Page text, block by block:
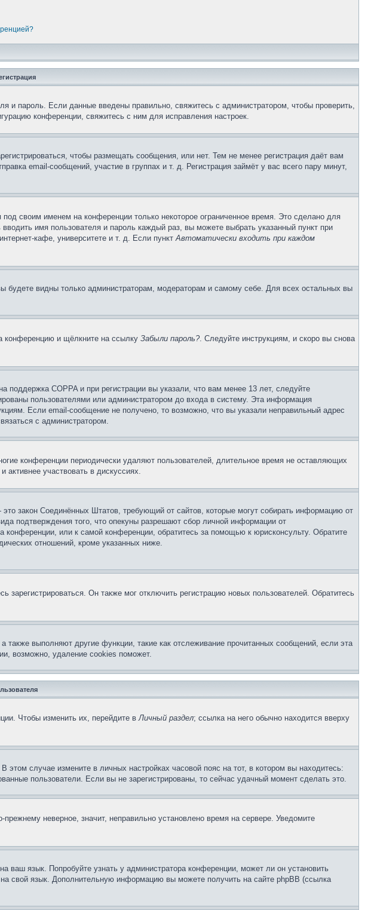
и пароль. Если данные введены правильно, свяжитесь с администратором, чтобы проверить,
конференции, свяжитесь с ним для исправления настроек.
чтобы размещать сообщения, или нет. Тем не менее регистрация даёт вам
email-сообщений, участие в группах и т. д. Регистрация займёт у вас всего пару минут,
под своим именем на конференции только некоторое ограниченное время. Это сделано для
имя пользователя и пароль каждый раз, вы можете выбрать указанный пункт при
кафе, университете и т. д. Если пунктАвтоматически входить при каждом
будете видны только администраторам, модераторам и самому себе. Для всех остальных вы
конференцию и щёлкните на ссылку Забыли пароль?. Следуйте инструкциям, и скоро вы снова
COPPA и при регистрации вы указали, что вам менее 13 лет, следуйте
пользователями или администратором до входа в систему. Эта информация
Если email-сообщение не получено, то возможно, что вы указали неправильный адрес
с администратором.
конференции периодически удаляют пользователей, длительное время не оставляющих
участвовать в дискуссиях.
закон Соединённых Штатов, требующий от сайтов, которые могут собирать информацию от
подтверждения того, что опекуны разрешают сбор личной информации от
или к самой конференции, обратитесь за помощью к юрисконсульту. Обратите
отношений, кроме указанных ниже.
Он также мог отключить регистрацию новых пользователей. Обратитесь
выполняют другие функции, такие как отслеживание прочитанных сообщений, если эта
возможно, удаление cookies поможет.
Чтобы изменить их, перейдите вЛичный раздел; ссылка на него обычно находится вверху
случае измените в личных настройках часовой пояс на тот, в котором вы находитесь:
пользователи. Если вы не зарегистрированы, то сейчас удачный момент сделать это.
неверное, значит, неправильно установлено время на сервере. Уведомите
ваш язык. Попробуйте узнать у администратора конференции, может ли он установить
свой язык. Дополнительную информацию вы можете получить на сайте phpBB (ссылка